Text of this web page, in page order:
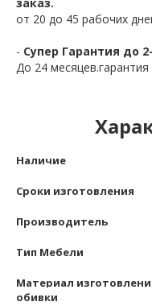
от 20 до 45 рабочих
- Супер Гарантия до
До 24
Наличие
Сроки изготовления
Производитель
Тип Мебели
Материал
обивки